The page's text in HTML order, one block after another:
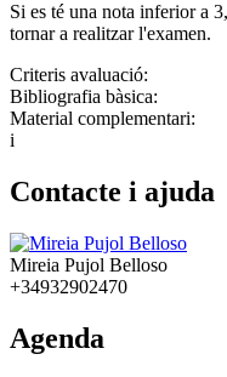
Si es té una nota inferior a
tornar a realitzar l'examen.
Criteris avaluació:
Bibliografia bàsica:
Material complementari:
i
Contacte i ajuda
Mireia Pujol Belloso
+34932902470
Agenda